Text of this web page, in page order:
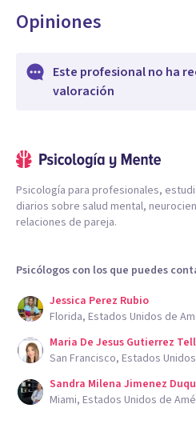
Opiniones
Este profesional no ha
valoración
Psicología para profesionales,
diarios sobre salud mental,
relaciones de pareja.
Psicólogos con los que puedes
Jessica Perez Rubio
Florida, Estados Unidos de
Maria De Jesus Gutierrez
San Francisco, Estados
Sandra Milena Jimenez
Miami, Estados Unidos de